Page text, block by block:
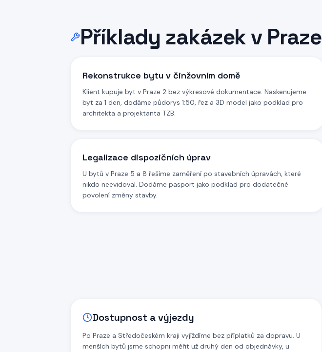
Příklady zakázekv Praze
Rekonstrukce bytu v činžovním domě
Klient kupuje byt v Praze 2 bez výkresové dokumentace. Naskenujeme
byt za 1 den, dodáme půdorys 1:50, řez a 3D model jako podklad pro
architekta a projektanta TZB.
Legalizace dispozičních úprav
U bytů v Praze 5 a 8 řešíme zaměření po stavebních úpravách, které
nikdo neevidoval. Dodáme pasport jako podklad pro dodatečné
povolení změny stavby.
Dostupnost a výjezdy
Po Praze a Středočeském kraji vyjíždíme bez příplatků za dopravu. U
menších bytů jsme schopni měřit už druhý den od objednávky, u